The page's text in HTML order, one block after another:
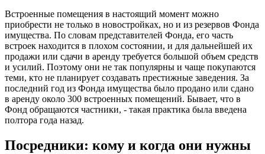
Встроенные помещения в настоящий момент можно
приобрести не только в новостройках, но и из резервов Фонда
имущества. По словам представителей Фонда, его часть
встроек находится в плохом состоянии, и для дальнейшей их
продажи или сдачи в аренду требуется большой объем средств
и усилий. Поэтому они не так популярны и чаще покупаются
теми, кто не планирует создавать престижные заведения. За
последний год из Фонда имущества было продано или сдано
в аренду около 300 встроенных помещений. Бывает, что в
Фонд обращаются частники, - такая практика была введена
полтора года назад.
Посредники: кому и когда они нужны